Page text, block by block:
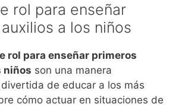
rol para enseñar
a los niños
rol para enseñar primeros
niños son una manera
de educar a los más
cómo actuar en situaciones de